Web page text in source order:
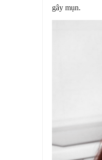
gây mụn.